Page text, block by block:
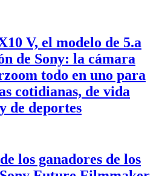
V, el modelo de 5.a
de Sony: la cámara
todo en uno para
cotidianas, de vida
de deportes
los ganadores de los